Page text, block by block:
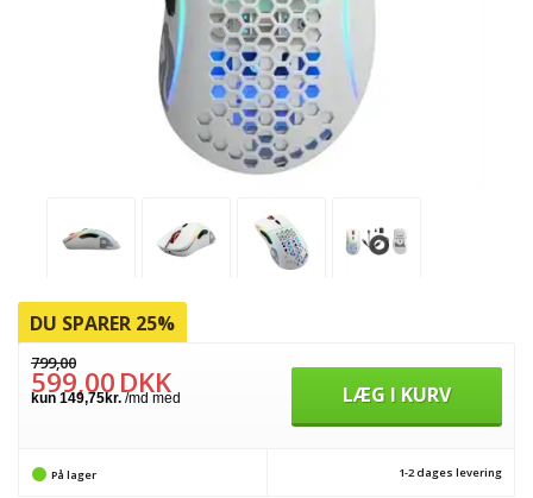
DU SPARER 25%
799,00
599,00DKK LÆG I KURV
På lager 1-2 dages levering